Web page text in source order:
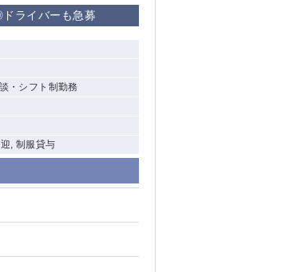
ライバーも急募
・シフト制勤務
, 制服貸与